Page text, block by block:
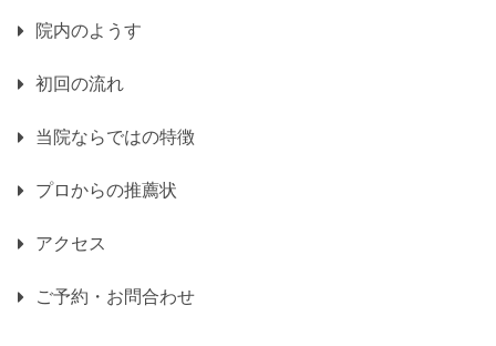
院内のようす
初回の流れ
当院ならではの特徴
プロからの推薦状
アクセス
ご予約・お問合わせ